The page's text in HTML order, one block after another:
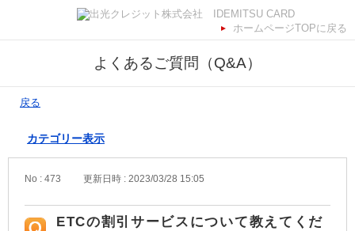
ホームページTOPに戻る
よくあるご質問（Q&A）
戻る
カテゴリー表示
No : 473 更新日時 : 2023/03/28 15:05
ETCの割引サービスについて教えてくだ